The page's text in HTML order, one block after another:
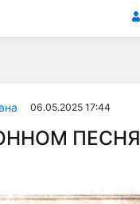
06.05.2025 17:44